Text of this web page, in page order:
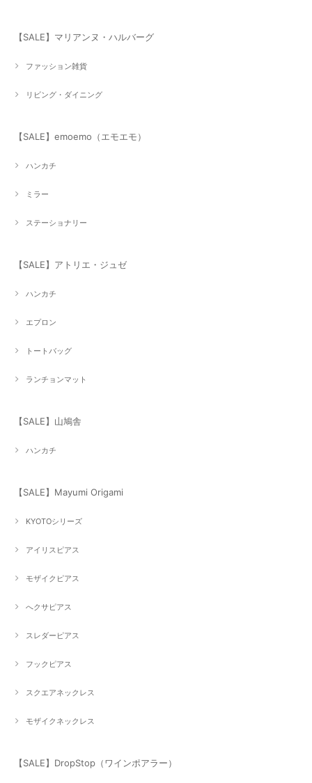
【SALE】マリアンヌ・ハルバーグ
ファッション雑貨
リビング・ダイニング
【SALE】emoemo（エモエモ）
ハンカチ
ミラー
ステーショナリー
【SALE】アトリエ・ジュゼ
ハンカチ
エプロン
トートバッグ
ランチョンマット
【SALE】山鳩舎
ハンカチ
【SALE】Mayumi Origami
KYOTOシリーズ
アイリスピアス
モザイクピアス
へクサピアス
スレダーピアス
フックピアス
スクエアネックレス
モザイクネックレス
【SALE】DropStop（ワインポアラー）